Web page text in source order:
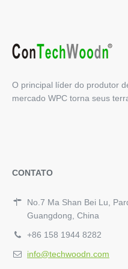
O principal líder do produtor
mercado WPC torna seus
CONTATO
No.7 Ma Shan Bei Lu,
Guangdong, China
+86 158 1944 8282
info@techwoodn.com